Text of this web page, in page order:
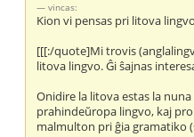
vincas:
Kion vi pensas pri litova
[[[:/quote]Mi trovis
litova lingvo. Ĝi ŝajnas
Onidire la litova estas la
prahindeŭropa lingvo, kaj
malmulton pri ĝia gramatiko